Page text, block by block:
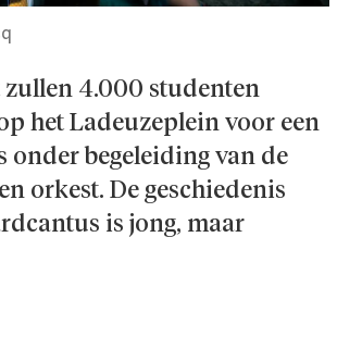
zullen 4.000 studenten
het Ladeuzeplein voor een
onder begeleiding van de
orkest. De geschiedenis
is jong, maar